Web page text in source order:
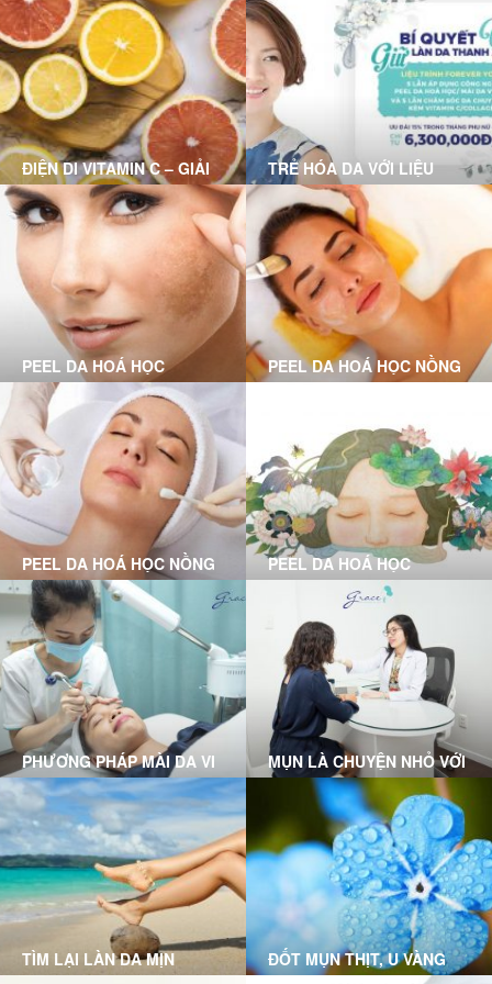
VỚI BẠN?
ĐIỆN DI VITAMIN C – GIẢI
PHÁP CHO LÀN DA HƯ
TỔN
TRẺ HÓA DA VỚI LIỆU
TRÌNH FOREVER YOUNG
PEEL DA HOÁ HỌC
CHUYÊN SÂU LÀ GÌ?
PEEL DA HOÁ HỌC NỒNG
ĐỘ VỪA LÀ GÌ?
PEEL DA HOÁ HỌC NỒNG
ĐỘ NHẸ LÀ GÌ?
PEEL DA HOÁ HỌC
PHƯƠNG PHÁP MÀI DA VI
ĐIỂM
MICRODERMABRASION
TẠI GRACE SKINCARE
CLINIC
MỤN LÀ CHUYỆN NHỎ VỚI
LIỆU TRÌNH CLEAR SKIN
TẠI GRACE SKINCARE
CLINIC
TÌM LẠI LÀN DA MỊN
ĐỐT MỤN THỊT, U VÀNG